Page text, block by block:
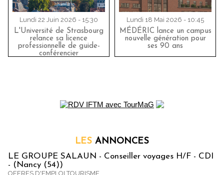
Lundi 22 Juin 2026 - 15:30
L'Université de Strasbourg
relance sa licence
professionnelle de guide-
conférencier
Lundi 18 Mai 2026 - 10:45
MÉDÉRIC lance un campus
nouvelle génération pour
ses 90 ans
LES ANNONCES
LE GROUPE SALAUN - Conseiller voyages H/F - CDI
- (Nancy (54))
OFFRES D'EMPLOI TOURISME